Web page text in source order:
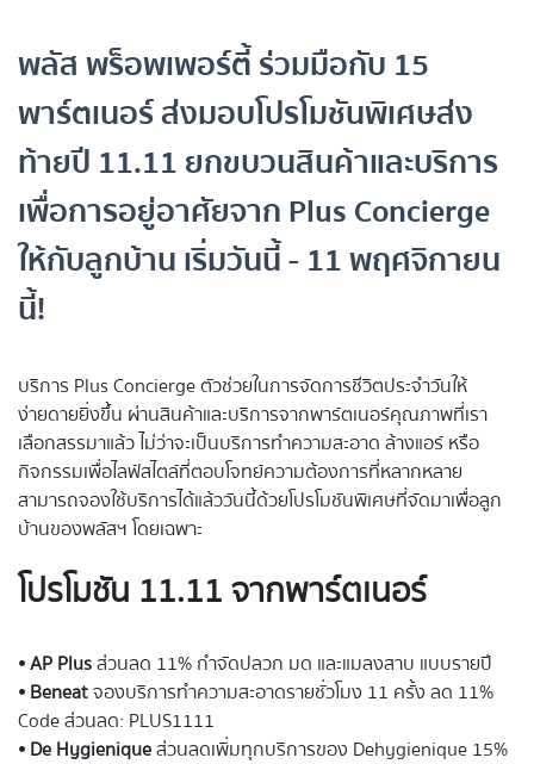
พลัส พร็อพเพอร์ตี้ ร่วมมือกับ 15
พาร์ตเนอร์ ส่งมอบโปรโมชันพิเศษส่ง
ท้ายปี 11.11 ยกขบวนสินค้าและบริการ
เพื่อการอยู่อาศัยจาก Plus Concierge
ให้กับลูกบ้าน เริ่มวันนี้ - 11 พฤศจิกายน
นี้!
บริการ Plus Concierge ตัวช่วยในการจัดการชีวิตประจำวันให้
ง่ายดายยิ่งขึ้น ผ่านสินค้าและบริการจากพาร์ตเนอร์คุณภาพที่เรา
เลือกสรรมาแล้ว ไม่ว่าจะเป็นบริการทำความสะอาด ล้างแอร์ หรือ
กิจกรรมเพื่อไลฟ์สไตล์ที่ตอบโจทย์ความต้องการที่หลากหลาย
สามารถจองใช้บริการได้แล้ววันนี้ด้วยโปรโมชันพิเศษที่จัดมาเพื่อลูก
บ้านของพลัสฯ โดยเฉพาะ
โปรโมชัน 11.11 จากพาร์ตเนอร์
⦁AP Plusส่วนลด 11% กำจัดปลวก มด และแมลงสาบ แบบรายปี
⦁Beneatจองบริการทำความสะอาดรายชั่วโมง 11 ครั้ง ลด 11%
Code ส่วนลด: PLUS1111
⦁De Hygieniqueส่วนลดเพิ่มทุกบริการของ Dehygienique 15%